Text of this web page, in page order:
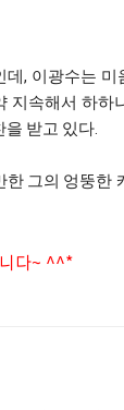
, 이광수는 미
지속해서 하하
받고 있다.
그의 엉뚱한
다~ ^^*